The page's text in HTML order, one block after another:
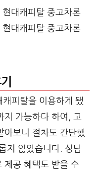
피탈을 이용하게 됐
지 가능하다 하여, 고
아보니 절차도 간단했
지 않았습니다. 상담
제공 혜택도 받을 수